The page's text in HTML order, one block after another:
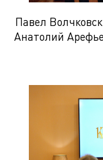
Павел
Анатолий